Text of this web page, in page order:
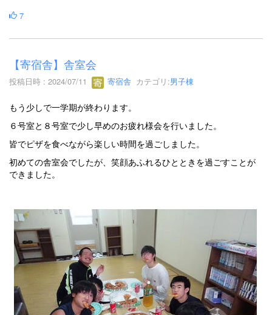
7
【寄宿舎】舎室会
投稿日時 : 2024/07/11 寄宿舎 カテゴリ:男子棟
もう少しで一学期が終わります。
６号室と８号室で少し早めのお疲れ様会を行いました。
皆でピザを食べながら楽しい時間を過ごしました。
初めての舎室会でしたが、笑顔あふれるひとときを過ごすことが
できました。